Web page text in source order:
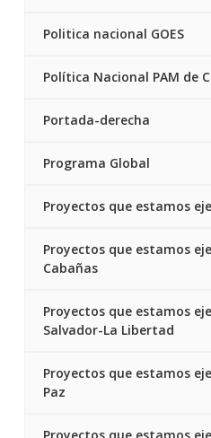
Politica nacional GOES
Política Nacional PAM de
Portada-derecha
Programa Global
Proyectos que estamos
Proyectos que estamos
Cabañas
Proyectos que estamos
Salvador-La Libertad
Proyectos que estamos
Paz